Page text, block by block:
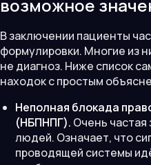
возможное
В заключении пациенты
формулировки. Многие из
не диагноз. Ниже список
находок с простым
Неполная блокада
(НБПНПГ). Очень частая
людей. Означает, что
проводящей системы